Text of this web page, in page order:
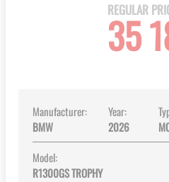
REGULAR
35
Manufacturer:
BMW
Year:
2026
Model:
R1300GS TROPHY